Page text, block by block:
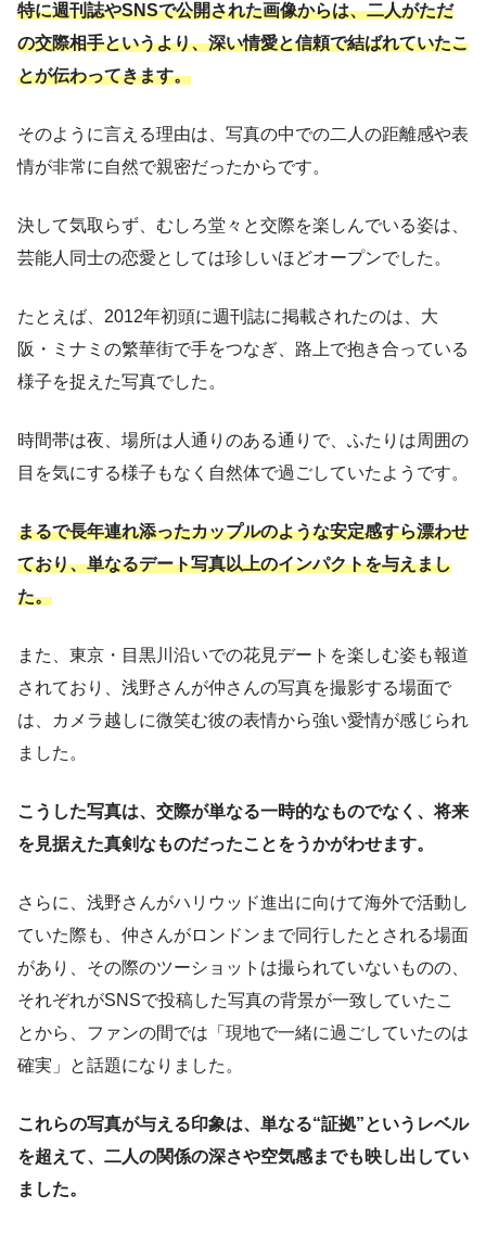
特に週刊誌やSNSで公開された画像からは、二人がただ
の交際相手というより、深い情愛と信頼で結ばれていたこ
とが伝わってきます。
そのように言える理由は、写真の中での二人の距離感や表
情が非常に自然で親密だったからです。
決して気取らず、むしろ堂々と交際を楽しんでいる姿は、
芸能人同士の恋愛としては珍しいほどオープンでした。
たとえば、2012年初頭に週刊誌に掲載されたのは、大
阪・ミナミの繁華街で手をつなぎ、路上で抱き合っている
様子を捉えた写真でした。
時間帯は夜、場所は人通りのある通りで、ふたりは周囲の
目を気にする様子もなく自然体で過ごしていたようです。
まるで長年連れ添ったカップルのような安定感すら漂わせ
ており、単なるデート写真以上のインパクトを与えまし
た。
また、東京・目黒川沿いでの花見デートを楽しむ姿も報道
されており、浅野さんが仲さんの写真を撮影する場面で
は、カメラ越しに微笑む彼の表情から強い愛情が感じられ
ました。
こうした写真は、交際が単なる一時的なものでなく、将来
を見据えた真剣なものだったことをうかがわせます。
さらに、浅野さんがハリウッド進出に向けて海外で活動し
ていた際も、仲さんがロンドンまで同行したとされる場面
があり、その際のツーショットは撮られていないものの、
それぞれがSNSで投稿した写真の背景が一致していたこ
とから、ファンの間では「現地で一緒に過ごしていたのは
確実」と話題になりました。
これらの写真が与える印象は、単なる“証拠”というレベル
を超えて、二人の関係の深さや空気感までも映し出してい
ました。